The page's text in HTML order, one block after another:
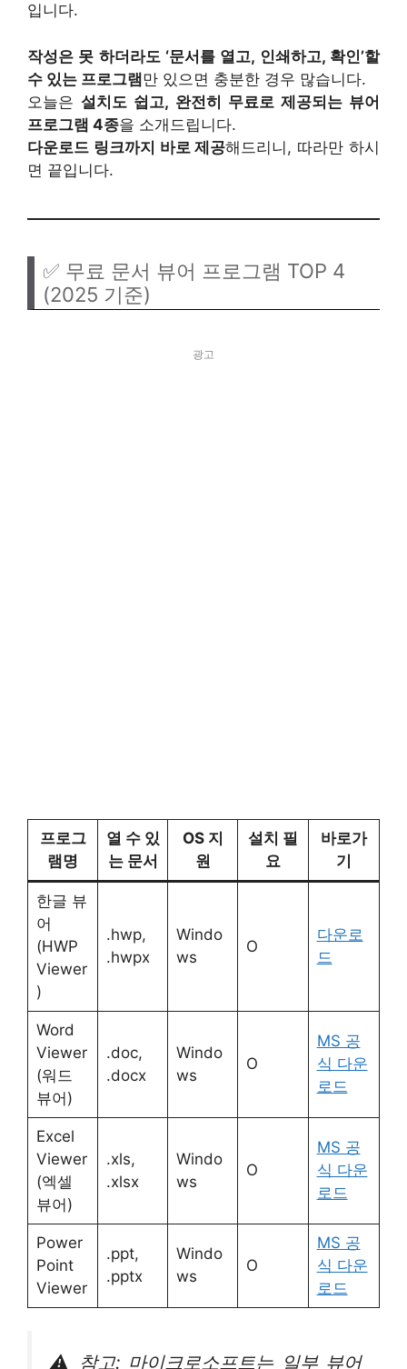
입니다.
작성은 못 하더라도 ‘문서를 열고, 인쇄하고, 확인’할
수 있는 프로그램만 있으면 충분한 경우 많습니다.
오늘은설치도 쉽고, 완전히 무료로 제공되는 뷰어
프로그램 4종을 소개드립니다.
다운로드 링크까지 바로 제공해드리니, 따라만 하시
면 끝입니다.
✅ 무료 문서 뷰어 프로그램 TOP 4
(2025 기준)
광고
프로그
램명
열 수 있
는 문서
OS 지
원
설치 필
요
바로가
기
한글 뷰
어
(HWP
Viewer
)
.hwp,
.hwpx
Windo
ws
O
다운로
드
Word
Viewer
(워드
뷰어)
.doc,
.docx
Windo
ws
O
MS 공
식 다운
로드
Excel
Viewer
(엑셀
뷰어)
.xls,
.xlsx
Windo
ws
O
MS 공
식 다운
로드
Power
Point
Viewer
.ppt,
.pptx
Windo
ws
O
MS 공
식 다운
로드
⚠️ 참고: 마이크로소프트는 일부 뷰어